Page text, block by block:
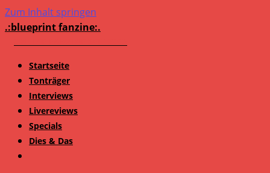
Zum Inhalt springen
.:blueprint fanzine:.
Startseite
Tonträger
Interviews
Livereviews
Specials
Dies & Das